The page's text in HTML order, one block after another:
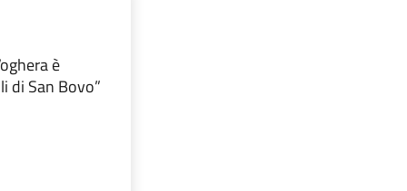
è
di San Bovo”